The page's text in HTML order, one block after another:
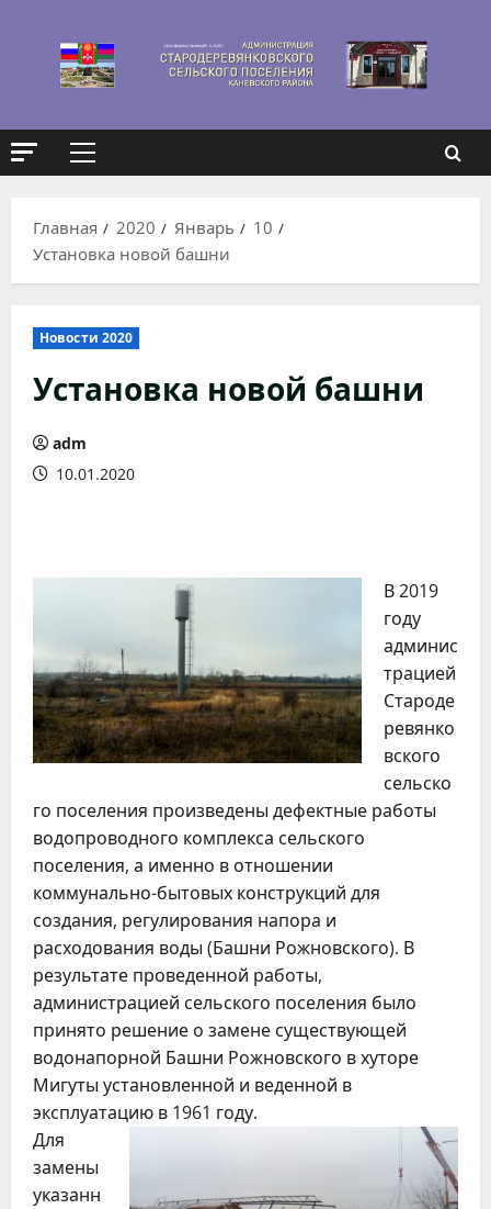
содержимому
Основное
Главная
2020 Январь
10
Установка новой башни
Новости 2020
Установка новой башни
adm
10.01.2020
В 2019
году
админис
трацией
Староде
ревянко
вского
сельско
го поселения произведены дефектные работы
водопроводного комплекса сельского
поселения, а именно в отношении
коммунально-бытовых конструкций для
создания, регулирования напора и
расходования воды (Башни Рожновского). В
результате проведенной работы,
администрацией сельского поселения было
принято решение о замене существующей
водонапорной Башни Рожновского в хуторе
Мигуты установленной и веденной в
эксплуатацию в 1961 году.
Для
замены
указанн